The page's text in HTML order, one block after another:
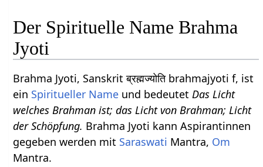
Der Spirituelle Name Brahma
Jyoti
Brahma Jyoti, Sanskrit ब्रह्मज्योति brahmajyoti f, ist
ein Spiritueller Name und bedeutetDas Licht
welches Brahman ist; das Licht von Brahman; Licht
der Schöpfung. Brahma Jyoti kann Aspirantinnen
gegeben werden mit Saraswati Mantra, Om
Mantra.